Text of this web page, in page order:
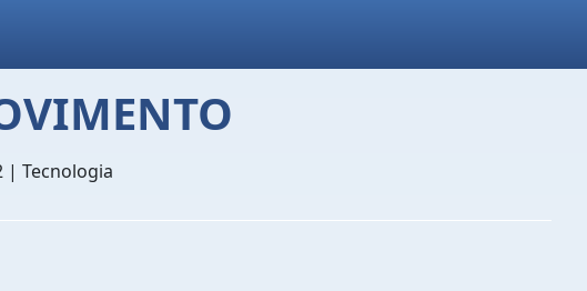
Tecnologia